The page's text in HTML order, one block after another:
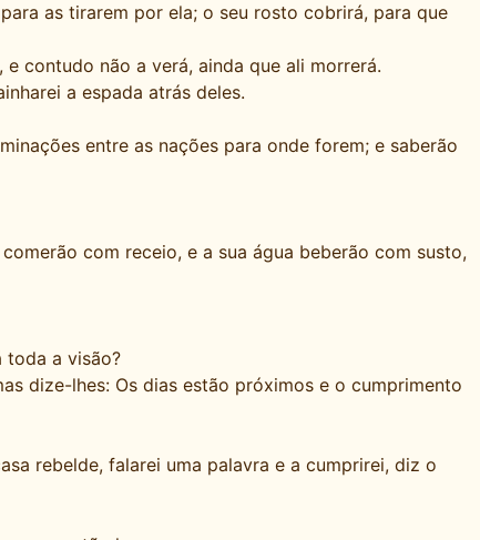
as tirarem por ela; o seu rosto cobrirá, para que
contudo não a verá, ainda que ali morrerá.
a espada atrás deles.
entre as nações para onde forem; e saberão
com receio, e a sua água beberão com susto,
toda a visão?
dize-lhes: Os dias estão próximos e o cumprimento
rebelde, falarei uma palavra e a cumprirei, diz o